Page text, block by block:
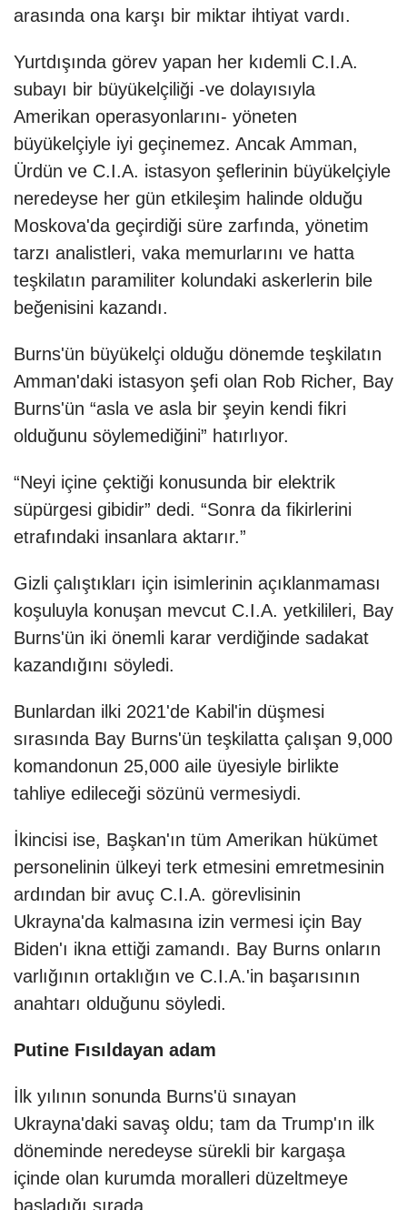
arasında ona karşı bir miktar ihtiyat vardı.
Yurtdışında görev yapan her kıdemli C.I.A.
subayı bir büyükelçiliği -ve dolayısıyla
Amerikan operasyonlarını- yöneten
büyükelçiyle iyi geçinemez. Ancak Amman,
Ürdün ve C.I.A. istasyon şeflerinin büyükelçiyle
neredeyse her gün etkileşim halinde olduğu
Moskova'da geçirdiği süre zarfında, yönetim
tarzı analistleri, vaka memurlarını ve hatta
teşkilatın paramiliter kolundaki askerlerin bile
beğenisini kazandı.
Burns'ün büyükelçi olduğu dönemde teşkilatın
Amman'daki istasyon şefi olan Rob Richer, Bay
Burns'ün “asla ve asla bir şeyin kendi fikri
olduğunu söylemediğini” hatırlıyor.
“Neyi içine çektiği konusunda bir elektrik
süpürgesi gibidir” dedi. “Sonra da fikirlerini
etrafındaki insanlara aktarır.”
Gizli çalıştıkları için isimlerinin açıklanmaması
koşuluyla konuşan mevcut C.I.A. yetkilileri, Bay
Burns'ün iki önemli karar verdiğinde sadakat
kazandığını söyledi.
Bunlardan ilki 2021'de Kabil'in düşmesi
sırasında Bay Burns'ün teşkilatta çalışan 9,000
komandonun 25,000 aile üyesiyle birlikte
tahliye edileceği sözünü vermesiydi.
İkincisi ise, Başkan'ın tüm Amerikan hükümet
personelinin ülkeyi terk etmesini emretmesinin
ardından bir avuç C.I.A. görevlisinin
Ukrayna'da kalmasına izin vermesi için Bay
Biden'ı ikna ettiği zamandı. Bay Burns onların
varlığının ortaklığın ve C.I.A.'in başarısının
anahtarı olduğunu söyledi.
Putine Fısıldayan adam
İlk yılının sonunda Burns'ü sınayan
Ukrayna'daki savaş oldu; tam da Trump'ın ilk
döneminde neredeyse sürekli bir kargaşa
içinde olan kurumda moralleri düzeltmeye
başladığı sırada.